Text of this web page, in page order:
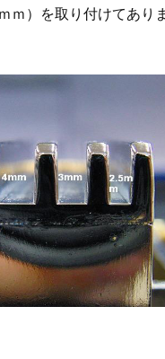
ｍ ）を取り付けてあり